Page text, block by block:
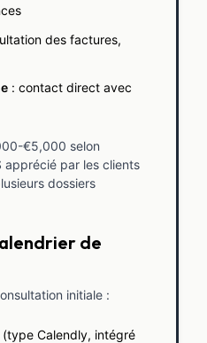
des factures,
: contact direct avec
€5,000 selon
apprécié par les clients
dossiers
de
initiale :
Calendly, intégré